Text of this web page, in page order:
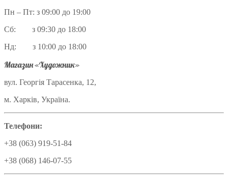
Пн – Пт: з 09:00 до 19:00
Сб: з 09:30 до 18:00
Нд: з 10:00 до 18:00
Магазин «Художник»
вул. Георгія Тарасенка, 12,
м. Харків, Україна.
Телефони:
+38 (063) 919-51-84
+38 (068) 146-07-55